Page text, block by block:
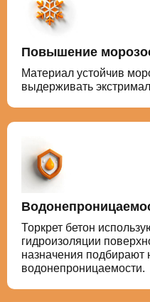
Повышение
Материал устойчив
выдерживать
Торкрет бетон
гидроизоляции
назначения подбирают
водонепроницаемости.